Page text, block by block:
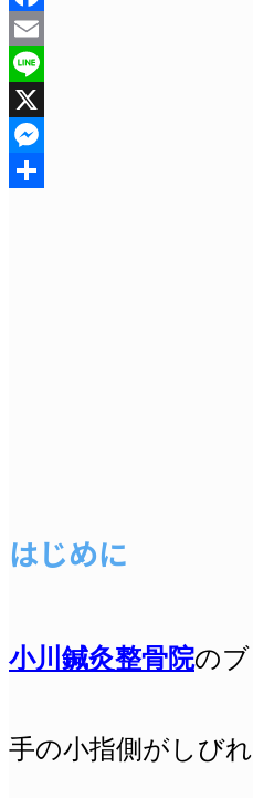
Facebook
Email
Line
X
Messenger
はじめに
小川鍼灸整骨院のブ
手の小指側がしび